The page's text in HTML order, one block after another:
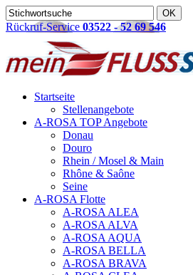
Rückruf-Service 03522 - 52 69 546
Startseite
Stellenangebote
A-ROSA TOP Angebote
Donau
Douro
Rhein / Mosel & Main
Rhône & Saône
Seine
A-ROSA Flotte
A-ROSA ALEA
A-ROSA ALVA
A-ROSA AQUA
A-ROSA BELLA
A-ROSA BRAVA